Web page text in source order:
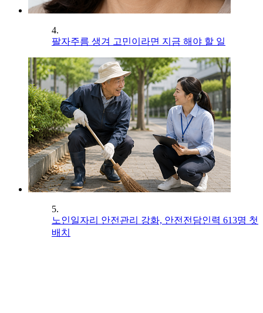
4.
팔자주름 생겨 고민이라면 지금 해야 할 일
5.
노인일자리 안전관리 강화, 안전전담인력 613명 첫
배치